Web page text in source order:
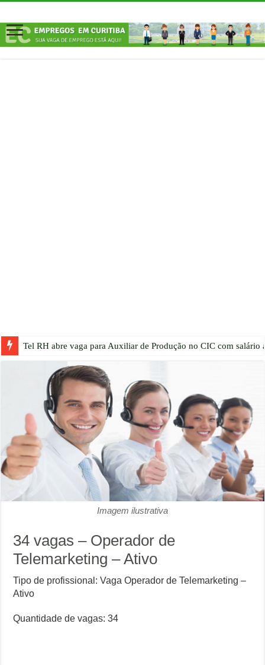
Tel RH abre vaga para Auxiliar de Produção no CIC com salário
Imagem ilustrativa
34 vagas – Operador de
Telemarketing – Ativo
Tipo de profissional: Vaga Operador de Telemarketing –
Ativo
Quantidade de vagas: 34